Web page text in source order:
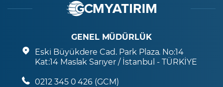
GENEL MÜDÜRLÜK
Eski Büyükdere Cad. Park Plaza. No:14
Kat:14 Maslak Sarıyer / İstanbul - TÜRKİYE
0212 345 0 426 (GCM)